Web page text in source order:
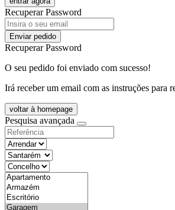
Recuperar Password
Enviar pedido
Recuperar Password
O seu pedido foi enviado com sucesso!
Irá receber um email com as instruções para
voltar à homepage
Pesquisa avançada
objective
districtId
countyId
types